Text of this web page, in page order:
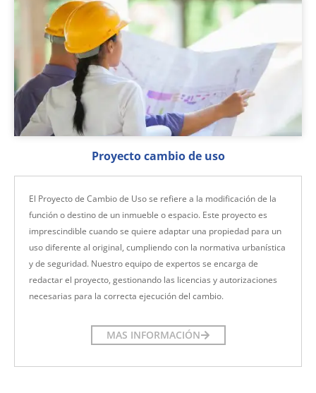
Proyecto cambio de uso
El Proyecto de Cambio de Uso se refiere a la modificación de la
función o destino de un inmueble o espacio. Este proyecto es
imprescindible cuando se quiere adaptar una propiedad para un
uso diferente al original, cumpliendo con la normativa urbanística
y de seguridad. Nuestro equipo de expertos se encarga de
redactar el proyecto, gestionando las licencias y autorizaciones
necesarias para la correcta ejecución del cambio.
MAS INFORMACIÓN